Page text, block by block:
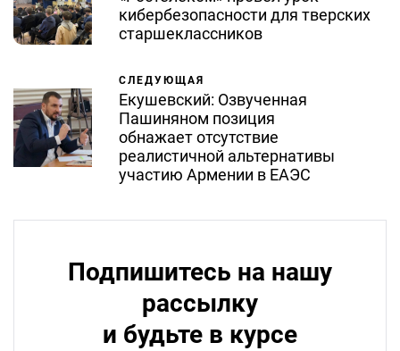
кибербезопасности для тверских
старшеклассников
СЛЕДУЮЩАЯ
Екушевский: Озвученная
Пашиняном позиция
обнажает отсутствие
реалистичной альтернативы
участию Армении в ЕАЭС
Подпишитесь на нашу
рассылку
и будьте в курсе